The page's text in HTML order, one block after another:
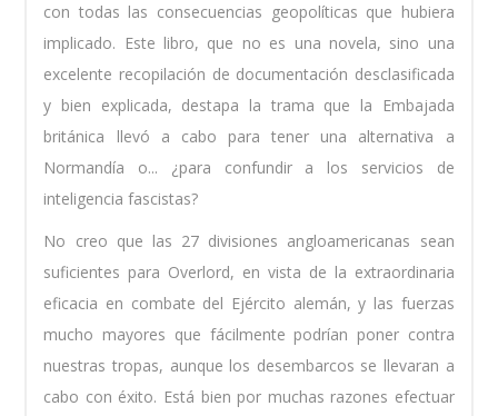
con todas las consecuencias geopolíticas que hubiera
implicado. Este libro, que no es una novela, sino una
excelente recopilación de documentación desclasificada
y bien explicada, destapa la trama que la Embajada
británica llevó a cabo para tener una alternativa a
Normandía o... ¿para confundir a los servicios de
inteligencia fascistas?
No creo que las 27 divisiones angloamericanas sean
suficientes para Overlord, en vista de la extraordinaria
eficacia en combate del Ejército alemán, y las fuerzas
mucho mayores que fácilmente podrían poner contra
nuestras tropas, aunque los desembarcos se llevaran a
cabo con éxito. Está bien por muchas razones efectuar